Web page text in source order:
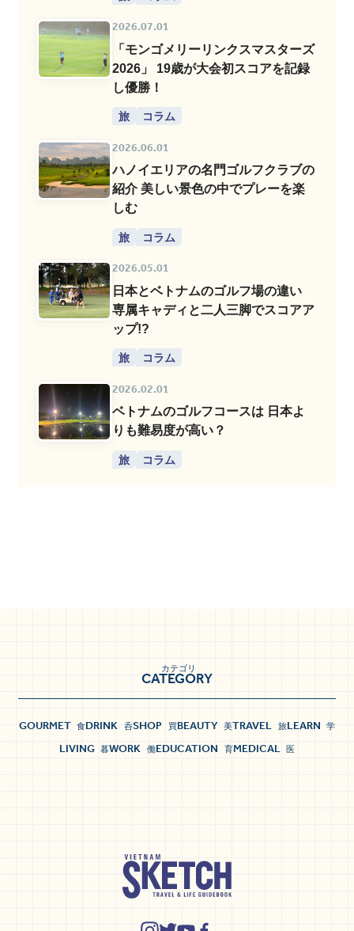
2026.07.01
「モンゴメリーリンクスマスターズ
2026」 19歳が大会初スコアを記録
し優勝！
旅 コラム
2026.06.01
ハノイエリアの名門ゴルフクラブの
紹介 美しい景色の中でプレーを楽
しむ
旅 コラム
2026.05.01
日本とベトナムのゴルフ場の違い
専属キャディと二人三脚でスコアア
ップ!?
旅 コラム
2026.02.01
ベトナムのゴルフコースは 日本よ
りも難易度が高い？
旅 コラム
CATEGORY
カテゴリ
GOURMET 食DRINK 呑SHOP 買BEAUTY 美TRAVEL 旅LEARN 学
LIVING 暮WORK 働EDUCATION 育MEDICAL 医